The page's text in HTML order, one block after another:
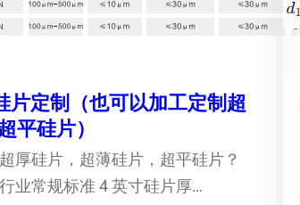
片定制（也可以加工定制超
平硅片）
厚硅片，超薄硅片，超平硅片？
业常规标准 4 英寸硅片厚…